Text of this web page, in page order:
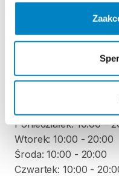
Nie pobieramy kaucji
ODBIÓR I ZWROT
Poniedziałek: 10:00 -
Wtorek: 10:00 - 20:00
Środa: 10:00 - 20:00
Czwartek: 10:00 -